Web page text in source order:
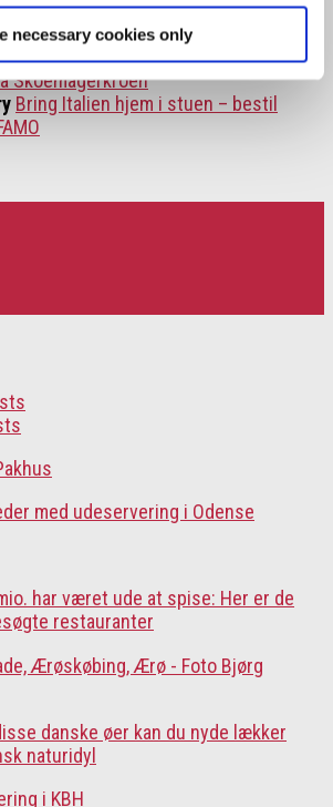
necessary cookies only
Smørrebrød, varme retter og
Skoemagerkroen
Bring Italien hjem i stuen – bestil
med udeservering i Odense
har været ude at spise: Her er de
restauranter
danske øer kan du nyde lækker
naturidyl